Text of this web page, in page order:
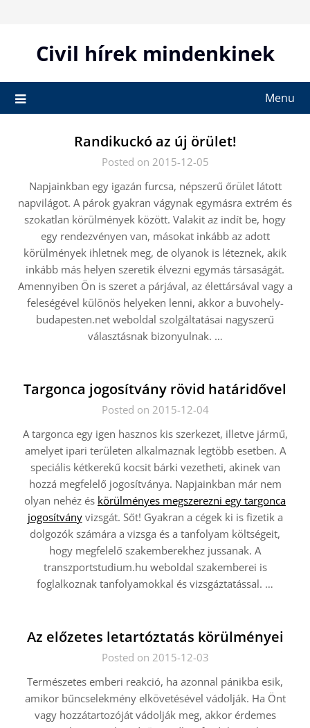
contentCivil hírek mindenkinek
Menu
Randikuckó az új örület!
Posted on 2015-12-05
Napjainkban egy igazán furcsa, népszerű őrület látott
napvilágot. A párok gyakran vágynak egymásra extrém és
szokatlan körülmények között. Valakit az indít be, hogy
egy rendezvényen van, másokat inkább az adott
körülmények ihletnek meg, de olyanok is léteznek, akik
inkább más helyen szeretik élvezni egymás társaságát.
Amennyiben Ön is szeret a párjával, az élettársával vagy a
feleségével különös helyeken lenni, akkor a buvohely-
budapesten.net weboldal szolgáltatásai nagyszerű
választásnak bizonyulnak. …
Targonca jogosítvány rövid határidővel
Posted on 2015-12-04
A targonca egy igen hasznos kis szerkezet, illetve jármű,
amelyet ipari területen alkalmaznak legtöbb esetben. A
speciális kétkerekű kocsit bárki vezetheti, akinek van
hozzá megfelelő jogosítványa. Napjainkban már nem
olyan nehéz és körülményes megszerezni egy targonca
jogosítványvizsgát. Sőt! Gyakran a cégek ki is fizetik a
dolgozók számára a vizsga és a tanfolyam költségeit,
hogy megfelelő szakemberekhez jussanak. A
transzportstudium.hu weboldal szakemberei is
foglalkoznak tanfolyamokkal és vizsgáztatással. …
Az előzetes letartóztatás körülményei
Posted on 2015-12-03
Természetes emberi reakció, ha azonnal pánikba esik,
amikor bűncselekmény elkövetésével vádolják. Ha Önt
vagy hozzátartozóját vádolják meg, akkor érdemes